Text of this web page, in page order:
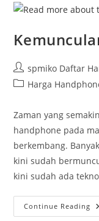
Post
author:
spmiko Daftar
PostHarga
Zaman yang
handphone pada
berkembang.
kini sudah
kini sudah ada
Continue Reading